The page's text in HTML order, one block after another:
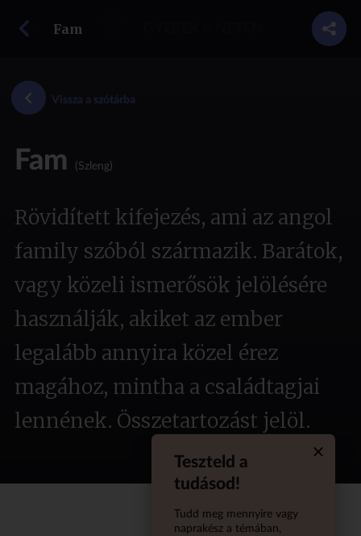
Fam
Vissza a szótárba
Fam (Szleng)
Rövidített kifejezés, ami az angol
family szóból származik. Barátok,
vagy közeli ismerősök jelölésére
használják, akiket az ember
legalább annyira közel érez
magához, mintha a családtagjai
lennének. Összetartozást jelöl.
Teszteld a
tudásod!
Tudd meg mennyire vagy
naprakész a témában,